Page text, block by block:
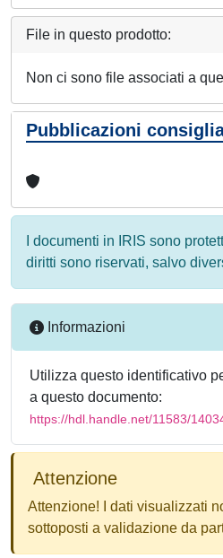
File in questo prodotto:
Non ci sono file associati a
Pubblicazioni
I documenti in IRIS sono
diritti sono riservati, salvo
Informazioni
Utilizza questo identificativo
a questo documento:
https://hdl.handle.net/11583/
Attenzione
Attenzione! I dati visualizzati
sottoposti a validazione da